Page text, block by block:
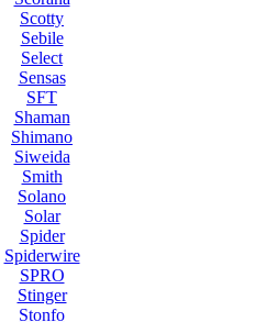
Scotty
Sebile
Select
Sensas
SFT
Shaman
Shimano
Siweida
Smith
Solano
Solar
Spider
Spiderwire
SPRO
Stinger
Stonfo